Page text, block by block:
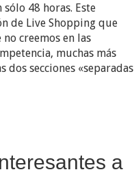
48 horas. Este
de Live Shopping que
creemos en las
muchas más
secciones «separadas
a